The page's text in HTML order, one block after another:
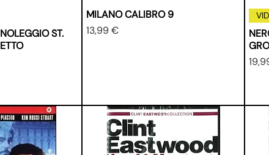
ST.
MILANO CALIBRO 9
Prezzo
13,99 €